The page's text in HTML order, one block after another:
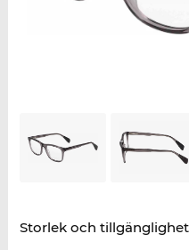
Storlek och tillgänglighet